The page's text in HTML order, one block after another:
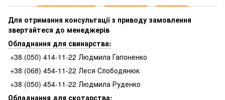
Для отримання консультації з приводу замовлення
звертайтеся до менеджерів
Обладнання для свинарства:
+38 (050) 414-11-22 Людмила Гапоненко
+38 (068) 454-11-22 Леся Слободянюк
+38 (050) 454-11-22 Людмила Руденко
Обладнання для скотарства: